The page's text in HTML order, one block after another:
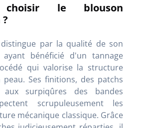
choisir le blouson
par la qualité de son
bénéficié d'un tannage
qui valorise la structure
Ses finitions, des patchs
surpiqûres des bandes
scrupuleusement les
mécanique classique. Grâce